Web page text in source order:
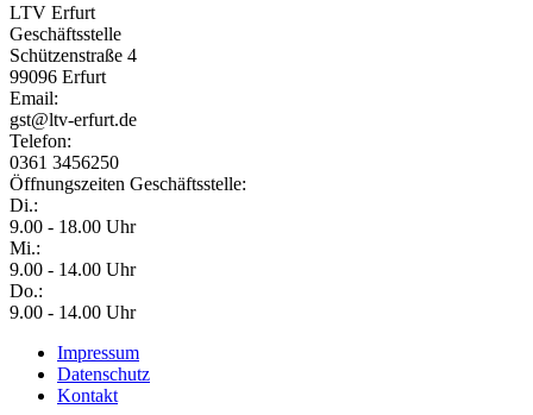
LTV Erfurt
Geschäftsstelle
Schützenstraße 4
99096 Erfurt
Email:
gst@ltv-erfurt.de
Telefon:
0361 3456250
Öffnungszeiten Geschäftsstelle:
Di.:
9.00 - 18.00 Uhr
Mi.:
9.00 - 14.00 Uhr
Do.:
9.00 - 14.00 Uhr
Impressum
Datenschutz
Kontakt